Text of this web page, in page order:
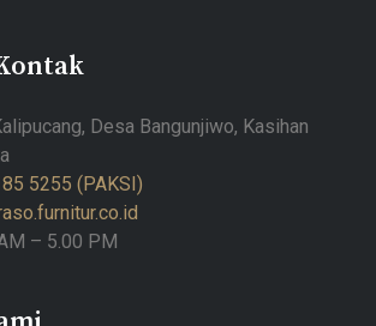
Desa Bangunjiwo, Kasihan
5255 (PAKSI)
– 5.00 PM